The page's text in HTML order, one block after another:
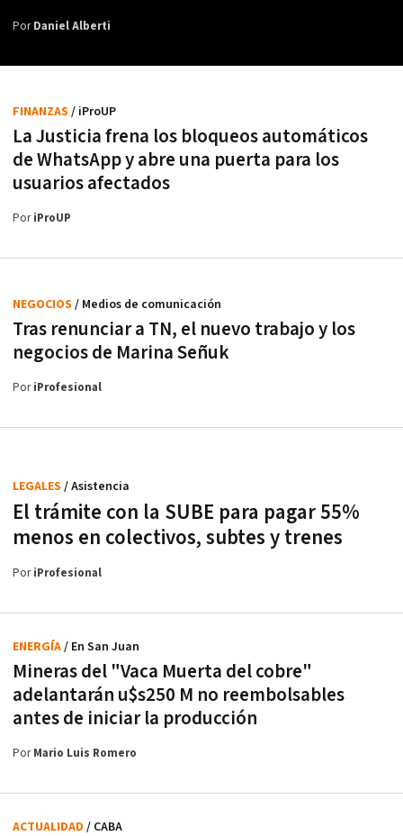
PorDaniel Alberti
La Justicia frena los bloqueos automáticos
de WhatsApp y abre una puerta para los
usuarios afectados
FINANZAS / iProUP
PoriProUP
Tras renunciar a TN, el nuevo trabajo y los
negocios de Marina Señuk
NEGOCIOS / Medios de comunicación
PoriProfesional
El trámite con la SUBE para pagar 55%
menos en colectivos, subtes y trenes
LEGALES / Asistencia
PoriProfesional
Mineras del "Vaca Muerta del cobre"
adelantarán u$s250 M no reembolsables
antes de iniciar la producción
ENERGÍA/ En San Juan
PorMario Luis Romero
ACTUALIDAD / CABA